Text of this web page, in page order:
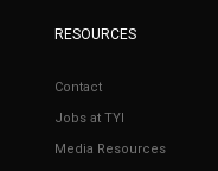
RESOURCES
Contact
Jobs at TYI
Media Resources